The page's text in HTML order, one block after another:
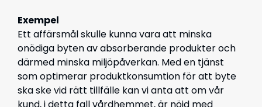
Exempel
Ett affärsmål skulle kunna vara att minska
onödiga byten av absorberande produkter och
därmed minska miljöpåverkan. Med en tjänst
som optimerar produktkonsumtion för att byte
ska ske vid rätt tillfälle kan vi anta att om vår